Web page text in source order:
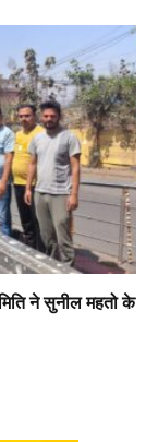
ने सुनील महतो के